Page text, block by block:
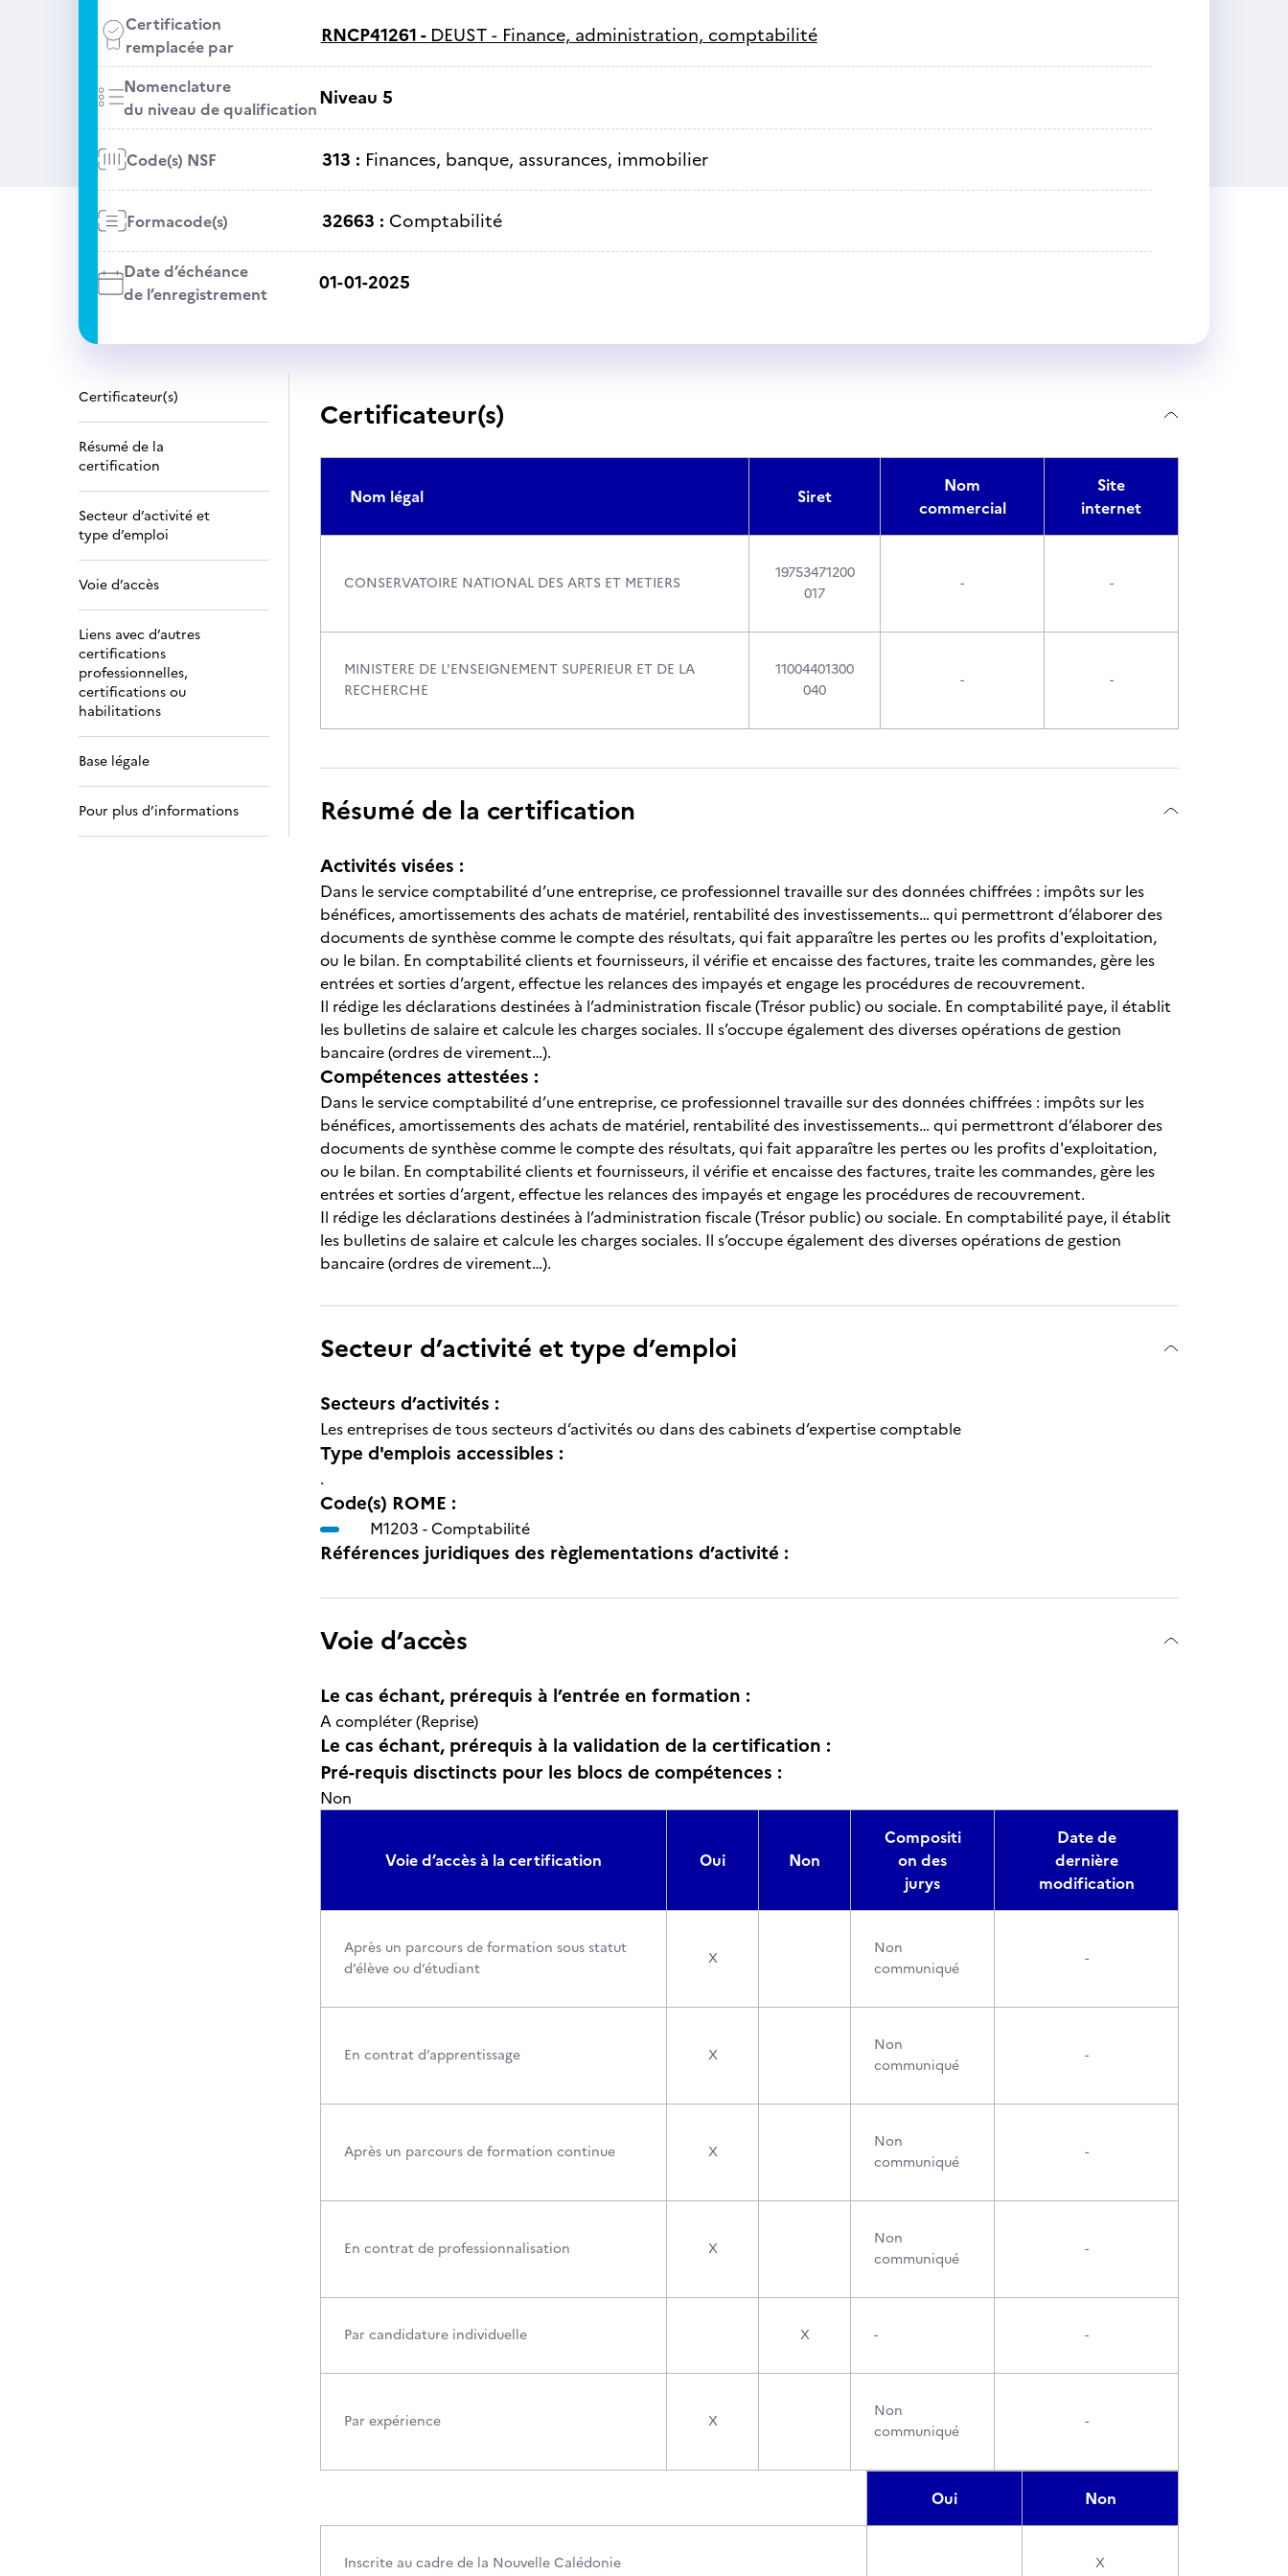
Certification
remplacée par
RNCP41261 - DEUST - Finance, administration, comptabilité
Nomenclature
du niveau de qualificationNiveau 5
Code(s) NSF 313 : Finances, banque, assurances, immobilier
Formacode(s) 32663 : Comptabilité
Date d’échéance
de l’enregistrement
01-01-2025
Certificateur(s)
Résumé de la
certification
Secteur d’activité et
type d’emploi
Voie d’accès
Liens avec d’autres
certifications
professionnelles,
certifications ou
habilitations
Base légale
Pour plus d’informations
Certificateur(s)
Nom légal Siret
Nom
commercial
Site
internet
CONSERVATOIRE NATIONAL DES ARTS ET METIERS
19753471200
017
- -
MINISTERE DE L'ENSEIGNEMENT SUPERIEUR ET DE LA
RECHERCHE
11004401300
040
- -
Résumé de la certification
Activités visées :
Dans le service comptabilité d’une entreprise, ce professionnel travaille sur des données chiffrées : impôts sur les
bénéfices, amortissements des achats de matériel, rentabilité des investissements… qui permettront d’élaborer des
documents de synthèse comme le compte des résultats, qui fait apparaître les pertes ou les profits d'exploitation,
ou le bilan. En comptabilité clients et fournisseurs, il vérifie et encaisse des factures, traite les commandes, gère les
entrées et sorties d’argent, effectue les relances des impayés et engage les procédures de recouvrement.
Il rédige les déclarations destinées à l’administration fiscale (Trésor public) ou sociale. En comptabilité paye, il établit
les bulletins de salaire et calcule les charges sociales. Il s’occupe également des diverses opérations de gestion
bancaire (ordres de virement…).
Compétences attestées :
Dans le service comptabilité d’une entreprise, ce professionnel travaille sur des données chiffrées : impôts sur les
bénéfices, amortissements des achats de matériel, rentabilité des investissements… qui permettront d’élaborer des
documents de synthèse comme le compte des résultats, qui fait apparaître les pertes ou les profits d'exploitation,
ou le bilan. En comptabilité clients et fournisseurs, il vérifie et encaisse des factures, traite les commandes, gère les
entrées et sorties d’argent, effectue les relances des impayés et engage les procédures de recouvrement.
Il rédige les déclarations destinées à l’administration fiscale (Trésor public) ou sociale. En comptabilité paye, il établit
les bulletins de salaire et calcule les charges sociales. Il s’occupe également des diverses opérations de gestion
bancaire (ordres de virement…).
Secteur d’activité et type d’emploi
Secteurs d’activités :
Les entreprises de tous secteurs d’activités ou dans des cabinets d’expertise comptable
Type d'emplois accessibles :
.
Code(s) ROME :
M1203 -Comptabilité
Références juridiques des règlementations d’activité :
Voie d’accès
Le cas échant, prérequis à l’entrée en formation :
A compléter (Reprise)
Le cas échant, prérequis à la validation de la certification :
Pré-requis disctincts pour les blocs de compétences :
Non
Voie d’accès à la certification Oui Non
Compositi
on des
jurys
Date de
dernière
modification
Après un parcours de formation sous statut
d’élève ou d’étudiant
X
Non
communiqué
-
En contrat d’apprentissage X
Non
communiqué
-
Après un parcours de formation continue X
Non
communiqué
-
En contrat de professionnalisation X
Non
communiqué
-
Par candidature individuelle X - -
Par expérience X
Non
communiqué
-
Oui Non
Inscrite au cadre de la Nouvelle Calédonie X